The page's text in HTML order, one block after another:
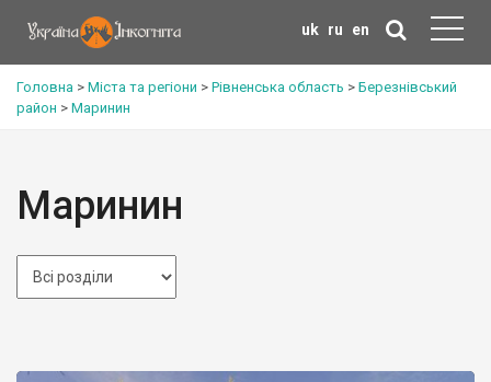
uk ru en
Головна > Міста та регіони > Рівненська область > Березнівський
район > Маринин
Маринин